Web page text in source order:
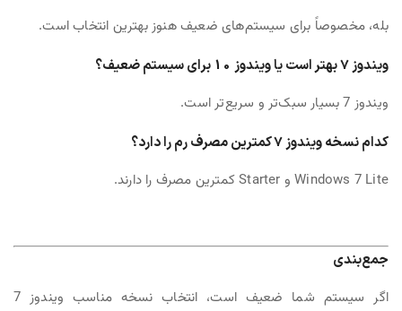
بله، مخصوصاً برای سیستم‌های ضعیف هنوز بهترین انتخاب است.
ویندوز 7 بهتر است یا ویندوز 10 برای سیستم ضعیف؟
ویندوز 7 بسیار سبک‌تر و سریع‌تر است.
کدام نسخه ویندوز 7 کمترین مصرف رم را دارد؟
Windows 7 Lite و Starter کمترین مصرف را دارند.
جمع‌بندی
اگر سیستم شما ضعیف است، انتخاب نسخه مناسب ویندوز 7